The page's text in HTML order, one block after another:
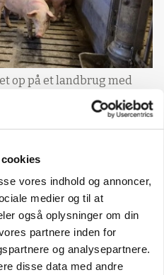
vores indhold og annoncer,
medier og til at
også oplysninger om din
partnere inden for
og analysepartnere.
disse data med andre
op på et landbrug med
om sin
Ejlersen
som formand for
at vi er kommet
og at det har